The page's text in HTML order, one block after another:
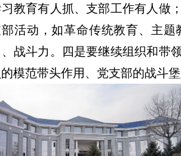
教育有人抓、支部工作有人做
活动，如革命传统教育、主
战斗力。四是要继续组织和带
模范带头作用、党支部的战斗